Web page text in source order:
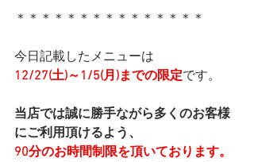
＊＊＊＊＊＊＊＊＊＊＊＊＊＊＊
今日記載したメニューは
12/27(土)～1/5(月)までの限定です。
当店では誠に勝手ながら多くのお客様
にご利用頂けるよう、
90分のお時間制限を頂いております。